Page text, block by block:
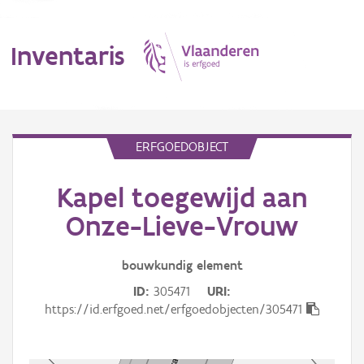
Inventaris
Erfgoedobject
Aanduidingsobject
ERFGOEDOBJECT
Kapel toegewijd aan
Onze-Lieve-Vrouw
bouwkundig element
ID 305471
URI
https://id.erfgoed.net/erfgoedobjecten/305471